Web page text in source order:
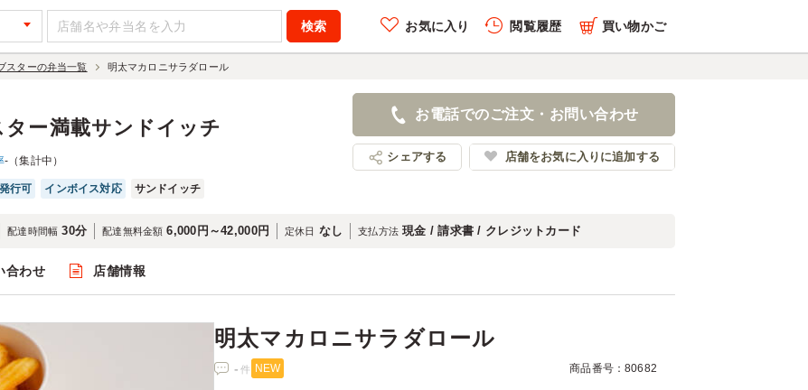
お気に入り 閲覧履歴
履歴を全件削除する
店舗名：ルークスロブスター
買い物かご
スターの弁当一覧 明太マカロニサラダロール
ー満載サンドイッチ
-（集計中）
行可 インボイス対応 サンドイッチ
お電話でのご注文・お問い合わせ
シェアする 店舗をお気に入りに追加する
配達時間幅 30分 配達無料金額 6,000円～42,000円 定休日 なし 支払方法 現金 / 請求書 / クレジットカード
合わせ 店舗情報
明太マカロニサラダロール
- 件 NEW 商品番号：80682